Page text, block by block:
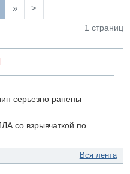
диалект.
путевые
» >
1 страниц
серьезно ранены
со взрывчаткой по
маленьких детей
Вся лента